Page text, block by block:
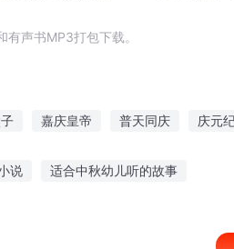
声书MP3打包下载。
嘉庆皇帝 普天同庆 庆元
说 适合中秋幼儿听的故事